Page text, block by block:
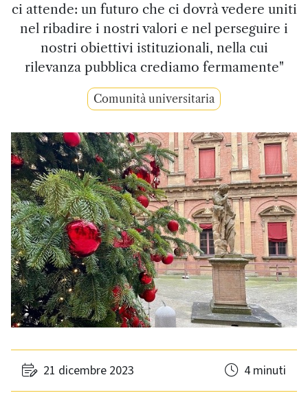
ci attende: un futuro che ci dovrà vedere uniti
nel ribadire i nostri valori e nel perseguire i
nostri obiettivi istituzionali, nella cui
rilevanza pubblica crediamo fermamente"
Comunità universitaria
21 dicembre 2023 4 minuti